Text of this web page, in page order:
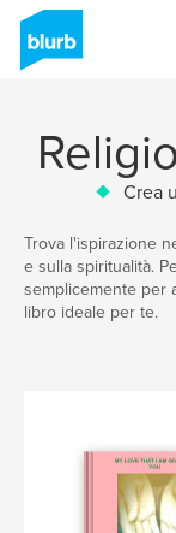
Crea
Trova l'ispirazione
e sulla spiritualità.
semplicemente per
libro ideale per te.